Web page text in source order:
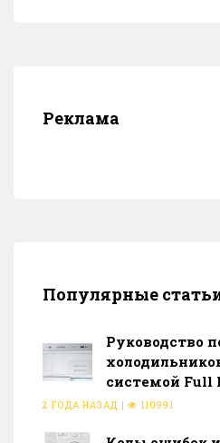
Реклама
Популярные
Руководство
системой Full
2 ГОДА НАЗАД | 110991